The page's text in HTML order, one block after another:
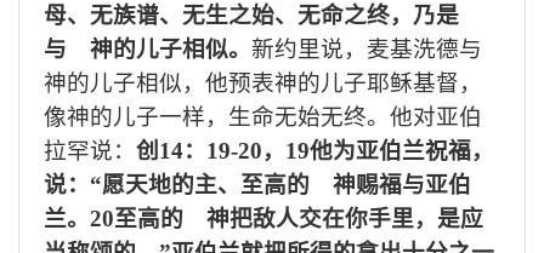
母、无族谱、无生之始、无命之终，乃是
与 神的儿子相似。 新约里说，麦基洗德与
神的儿子相似，他预表神的儿子耶稣基督，
像神的儿子一样，生命无始无终。他对亚伯
拉罕说： 创 14： 19-20， 19他为亚伯兰祝福，
说：“愿天地的主、至高的 神赐福与亚伯
兰。 20至高的 神把敌人交在你手里，是应